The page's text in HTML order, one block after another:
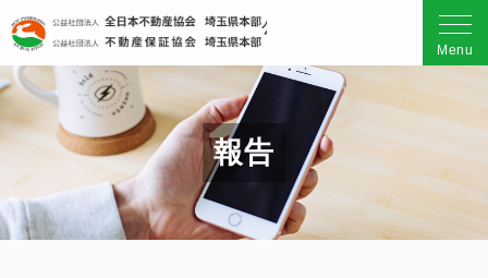
公益社団法人 全日本不動
Menu
報告